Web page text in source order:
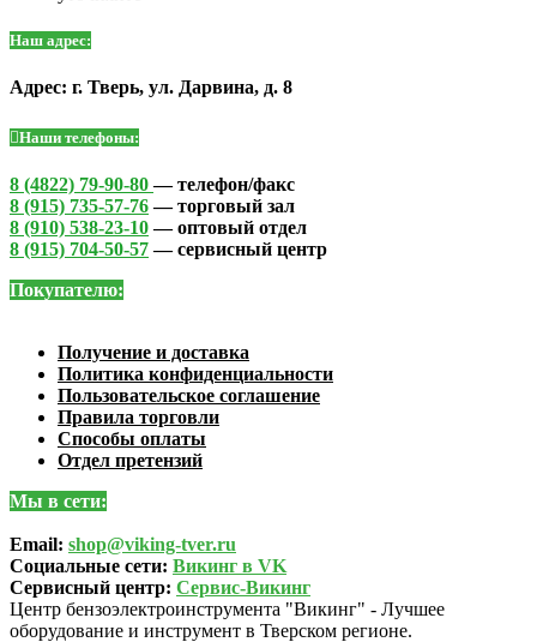
Наш адрес:
Адрес: г. Тверь, ул. Дарвина, д. 8
Наши телефоны:
8 (4822) 79-90-80— телефон/факс
8 (915) 735-57-76— торговый зал
8 (910) 538-23-10— оптовый отдел
8 (915) 704-50-57— сервисный центр
Покупателю:
Получение и доставка
Политика конфиденциальности
Пользовательское соглашение
Правила торговли
Способы оплаты
Отдел претензий
Мы в сети:
Email: shop@viking-tver.ru
Социальные сети: Викинг в VK
Сервисный центр: Сервис-Викинг
Центр бензоэлектроинструмента "Викинг" - Лучшее
оборудование и инструмент в Тверском регионе.